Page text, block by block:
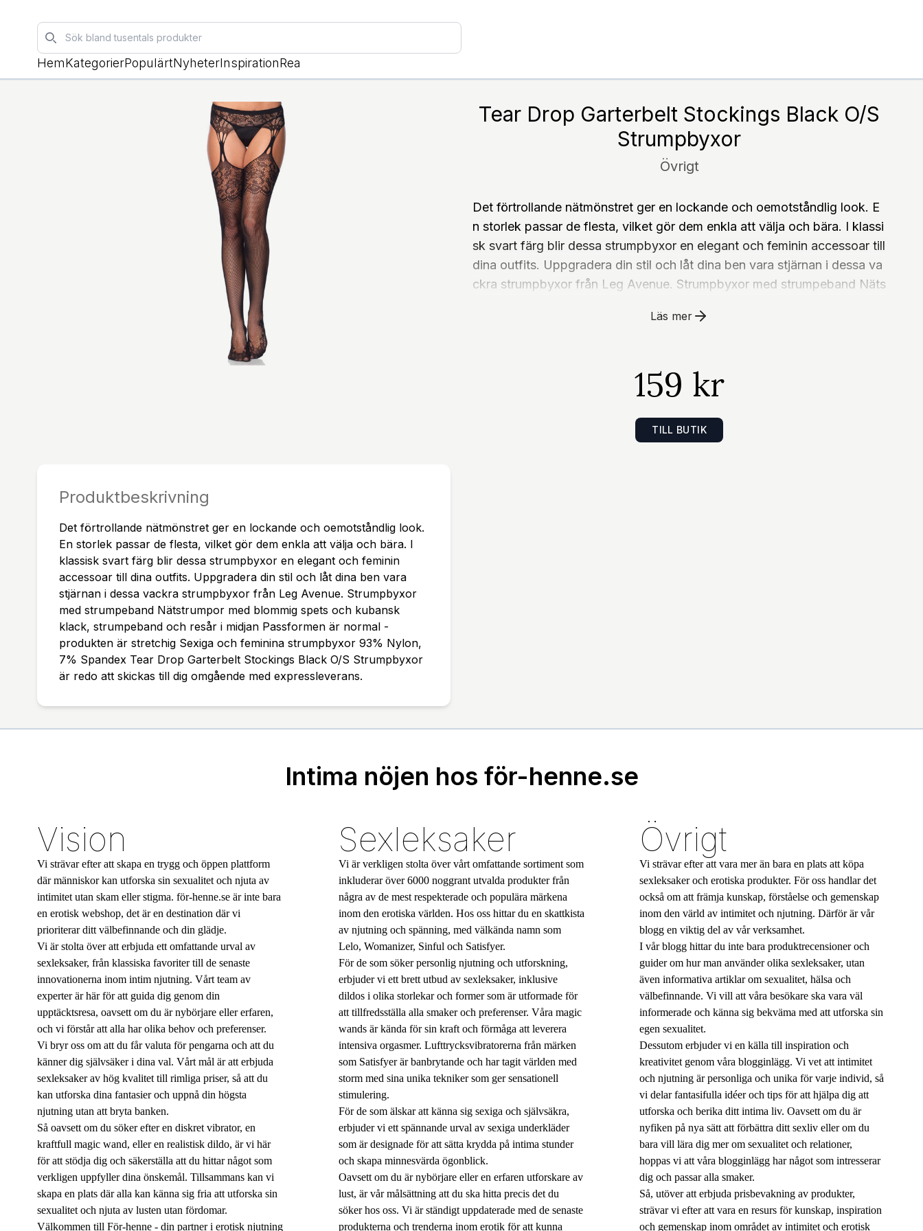
Sök
HemKategorierPopulärtNyheterInspirationRea
Tear Drop Garterbelt Stockings Black O/S
Strumpbyxor
Övrigt
Det förtrollande nätmönstret ger en lockande och oemotståndlig look. E
n storlek passar de flesta, vilket gör dem enkla att välja och bära. I klassi
sk svart färg blir dessa strumpbyxor en elegant och feminin accessoar till
dina outfits. Uppgradera din stil och låt dina ben vara stjärnan i dessa va
ckra strumpbyxor från Leg Avenue. Strumpbyxor med strumpeband Näts
midjan Passformen är normal - produkten är stretchig Sexiga och feminin
Läs mer
159 kr
TILL BUTIK
Produktbeskrivning
Det förtrollande nätmönstret ger en lockande och oemotståndlig look.
En storlek passar de flesta, vilket gör dem enkla att välja och bära. I
klassisk svart färg blir dessa strumpbyxor en elegant och feminin
accessoar till dina outfits. Uppgradera din stil och låt dina ben vara
stjärnan i dessa vackra strumpbyxor från Leg Avenue. Strumpbyxor
med strumpeband Nätstrumpor med blommig spets och kubansk
klack, strumpeband och resår i midjan Passformen är normal -
produkten är stretchig Sexiga och feminina strumpbyxor 93% Nylon,
7% Spandex Tear Drop Garterbelt Stockings Black O/S Strumpbyxor
är redo att skickas till dig omgående med expressleverans.
Intima nöjen hos för-henne.se
Vision
Vi strävar efter att skapa en trygg och öppen plattform
där människor kan utforska sin sexualitet och njuta av
intimitet utan skam eller stigma. för-henne.se är inte bara
en erotisk webshop, det är en destination där vi
prioriterar ditt välbefinnande och din glädje.
Vi är stolta över att erbjuda ett omfattande urval av
sexleksaker, från klassiska favoriter till de senaste
innovationerna inom intim njutning. Vårt team av
experter är här för att guida dig genom din
upptäcktsresa, oavsett om du är nybörjare eller erfaren,
och vi förstår att alla har olika behov och preferenser.
Vi bryr oss om att du får valuta för pengarna och att du
känner dig självsäker i dina val. Vårt mål är att erbjuda
sexleksaker av hög kvalitet till rimliga priser, så att du
kan utforska dina fantasier och uppnå din högsta
njutning utan att bryta banken.
Så oavsett om du söker efter en diskret vibrator, en
kraftfull magic wand, eller en realistisk dildo, är vi här
för att stödja dig och säkerställa att du hittar något som
verkligen uppfyller dina önskemål. Tillsammans kan vi
skapa en plats där alla kan känna sig fria att utforska sin
sexualitet och njuta av lusten utan fördomar.
Välkommen till För-henne - din partner i erotisk njutning
Sexleksaker
Vi är verkligen stolta över vårt omfattande sortiment som
inkluderar över 6000 noggrant utvalda produkter från
några av de mest respekterade och populära märkena
inom den erotiska världen. Hos oss hittar du en skattkista
av njutning och spänning, med välkända namn som
Lelo, Womanizer, Sinful och Satisfyer.
För de som söker personlig njutning och utforskning,
erbjuder vi ett brett utbud av sexleksaker, inklusive
dildos i olika storlekar och former som är utformade för
att tillfredsställa alla smaker och preferenser. Våra magic
wands är kända för sin kraft och förmåga att leverera
intensiva orgasmer. Lufttrycksvibratorerna från märken
som Satisfyer är banbrytande och har tagit världen med
storm med sina unika tekniker som ger sensationell
stimulering.
För de som älskar att känna sig sexiga och självsäkra,
erbjuder vi ett spännande urval av sexiga underkläder
som är designade för att sätta krydda på intima stunder
och skapa minnesvärda ögonblick.
Oavsett om du är nybörjare eller en erfaren utforskare av
lust, är vår målsättning att du ska hitta precis det du
söker hos oss. Vi är ständigt uppdaterade med de senaste
produkterna och trenderna inom erotik för att kunna
Övrigt
Vi strävar efter att vara mer än bara en plats att köpa
sexleksaker och erotiska produkter. För oss handlar det
också om att främja kunskap, förståelse och gemenskap
inom den värld av intimitet och njutning. Därför är vår
blogg en viktig del av vår verksamhet.
I vår blogg hittar du inte bara produktrecensioner och
guider om hur man använder olika sexleksaker, utan
även informativa artiklar om sexualitet, hälsa och
välbefinnande. Vi vill att våra besökare ska vara väl
informerade och känna sig bekväma med att utforska sin
egen sexualitet.
Dessutom erbjuder vi en källa till inspiration och
kreativitet genom våra blogginlägg. Vi vet att intimitet
och njutning är personliga och unika för varje individ, så
vi delar fantasifulla idéer och tips för att hjälpa dig att
utforska och berika ditt intima liv. Oavsett om du är
nyfiken på nya sätt att förbättra ditt sexliv eller om du
bara vill lära dig mer om sexualitet och relationer,
hoppas vi att våra blogginlägg har något som intresserar
dig och passar alla smaker.
Så, utöver att erbjuda prisbevakning av produkter,
strävar vi efter att vara en resurs för kunskap, inspiration
och gemenskap inom området av intimitet och erotisk